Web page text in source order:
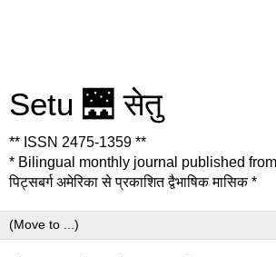
Setu 🌉 सेतु
** ISSN 2475-1359 **
* Bilingual monthly journal published
पिट्सबर्ग अमेरिका से प्रकाशित द्वैभाषिक मासिक *